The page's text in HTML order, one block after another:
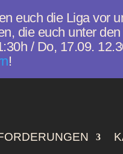
euch die Liga vor
die euch unter
/ Do, 17.09.
!